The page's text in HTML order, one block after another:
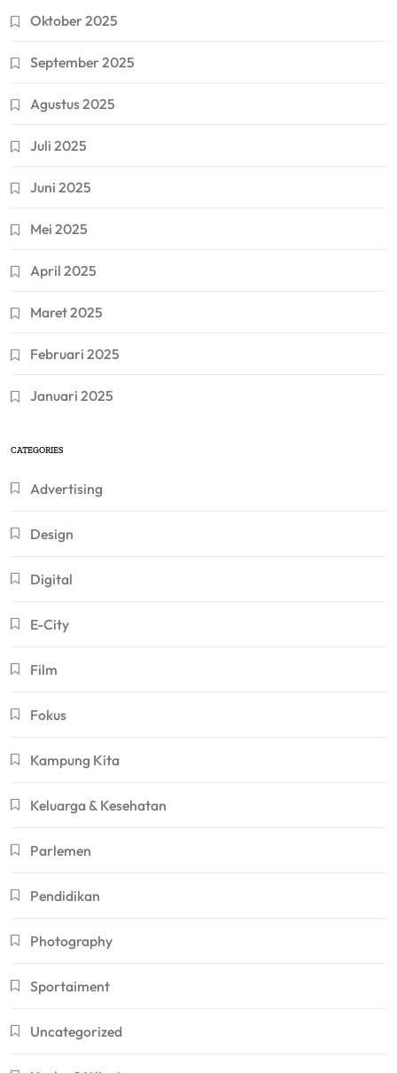
Oktober 2025
September 2025
Agustus 2025
Juli 2025
Juni 2025
Mei 2025
April 2025
Maret 2025
Februari 2025
Januari 2025
CATEGORIES
Advertising
Design
Digital
E-City
Film
Fokus
Kampung Kita
Keluarga & Kesehatan
Parlemen
Pendidikan
Photography
Sportaiment
Uncategorized